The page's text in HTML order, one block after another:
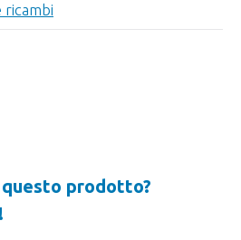
ricambi
prodotto?